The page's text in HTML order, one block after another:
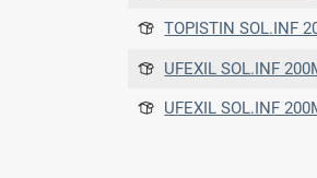
TOPISTIN SOL.INF 200MG/
UFEXIL SOL.INF
UFEXIL SOL.INF